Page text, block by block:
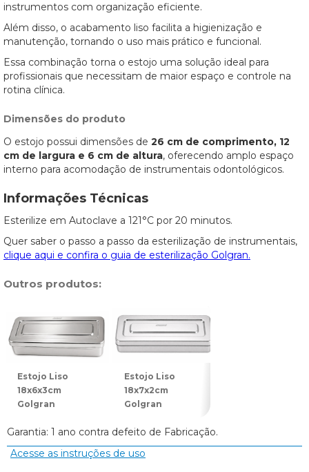
instrumentos com organização eficiente.
Além disso, o acabamento liso facilita a higienização e
manutenção, tornando o uso mais prático e funcional.
Essa combinação torna o estojo uma solução ideal para
profissionais que necessitam de maior espaço e controle na
rotina clínica.
Dimensões do produto
O estojo possui dimensões de 26 cm de comprimento, 12
cm de largura e 6 cm de altura, oferecendo amplo espaço
interno para acomodação de instrumentais odontológicos.
Informações Técnicas
Esterilize em Autoclave a 121°C por 20 minutos.
Quer saber o passo a passo da esterilização de instrumentais,
clique aqui e confira o guia de esterilização Golgran.
Outros produtos:
Estojo Liso
18x6x3cm
Golgran
Estojo Liso
18x7x2cm
Golgran
Garantia: 1 ano contra defeito de Fabricação.
Acesse as instruções de uso